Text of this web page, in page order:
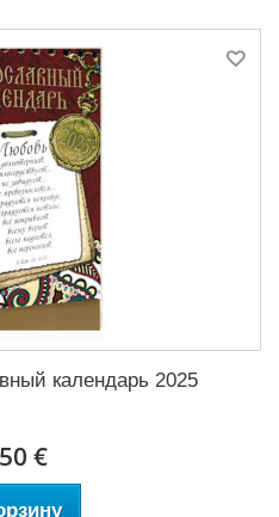
календарь 2025
€